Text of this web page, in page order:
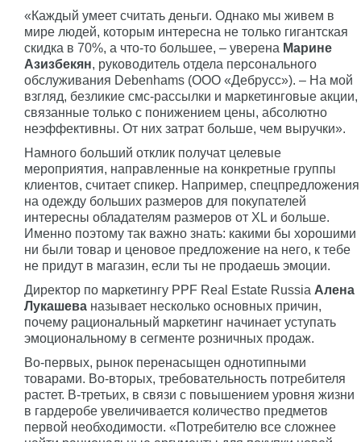
«Каждый умеет считать деньги. Однако мы живем в
мире людей, которым интересна не только гигантская
скидка в 70%, а что-то большее, – уверена Марине
Азизбекян, руководитель отдела персонального
обслуживания Debenhams (ООО «Дебрусс»). – На мой
взгляд, безликие смс-рассылки и маркетинговые акции,
связанные только с понижением цены, абсолютно
неэффективны. От них затрат больше, чем выручки».
Намного больший отклик получат целевые
мероприятия, направленные на конкретные группы
клиентов, считает спикер. Например, спецпредложения
на одежду больших размеров для покупателей
интересны обладателям размеров от XL и больше.
Именно поэтому так важно знать: какими бы хорошими
ни были товар и ценовое предложение на него, к тебе
не придут в магазин, если ты не продаешь эмоции.
Директор по маркетингу PPF Real Estate Russia Алена
Лукашева называет несколько основных причин,
почему рациональный маркетинг начинает уступать
эмоциональному в сегменте розничных продаж.
Во-первых, рынок перенасыщен однотипными
товарами. Во-вторых, требовательность потребителя
растет. В-третьих, в связи с повышением уровня жизни
в гардеробе увеличивается количество предметов
первой необходимости. «Потребителю все сложнее